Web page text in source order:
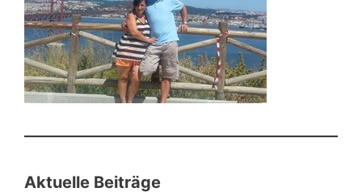
Aktuelle Beiträge